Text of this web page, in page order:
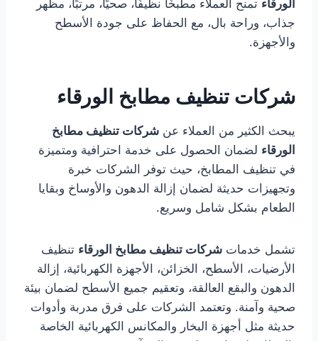
الورقاء تمنح العملاء مطبخًا نظيفًا، صحيًا، مرتبًا، مظهر
جذاب، وراحة بال، مع الحفاظ على جودة الأسطح
والأجهزة.
شركات تنظيف مطابخ الورقاء
يبحث الكثير من العملاء عن شركات تنظيف مطابخ
الورقاء لضمان الحصول على خدمة احترافية ومتميزة
في تنظيف المطابخ، حيث توفر الشركات خبرة
وتجهيزات حديثة لضمان إزالة الدهون والأوساخ وبقايا
الطعام بشكل شامل وسريع.
تشمل خدمات شركات تنظيف مطابخ الورقاء تنظيف
الأرضيات، الأسطح، الخزائن، الأجهزة الكهربائية، إزالة
الدهون والبقع العالقة، وتعقيم جميع الأسطح لضمان بيئة
صحية وآمنة. وتعتمد الشركات على فرق مدربة وأدوات
حديثة مثل أجهزة البخار والمكانس الكهربائية الخاصة